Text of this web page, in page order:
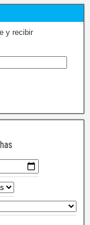
y recibir